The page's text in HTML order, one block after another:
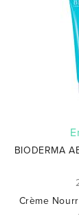
BIODERMA
Crème